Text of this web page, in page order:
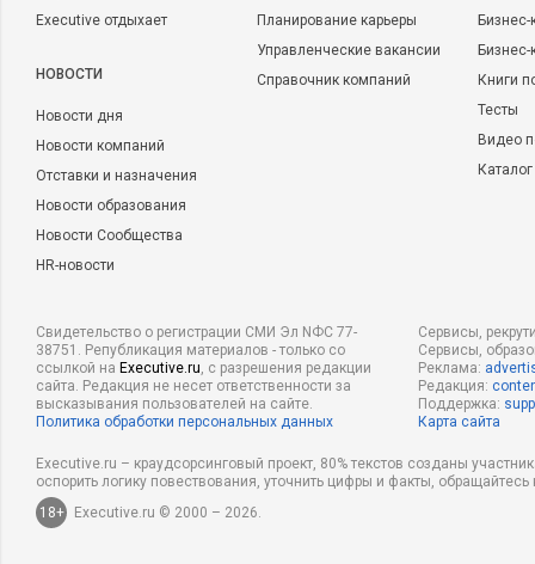
Executive отдыхает
НОВОСТИ
Новости дня
Новости компаний
Отставки и назначения
Новости образования
Новости Сообщества
HR-новости
Планирование карьеры
Управленческие вакансии
Справочник компаний
Бизнес-
Книги
Тесты
Видео
Свидетельство о регистрации СМИ Эл NФС 77-
38751. Републикация материалов - только со
ссылкой на Executive.ru, с разрешения редакции
сайта. Редакция не несет ответственности за
высказывания пользователей на сайте.
Политика обработки персональных данных
Сервисы,
Сервисы,
Реклама:
Редакция:
Поддержка:
Карта сайта
Executive.ru – краудсорсинговый проект, 80% текстов созданы
оспорить логику повествования, уточнить цифры и факты,
18+
Executive.ru © 2000 – 2026.